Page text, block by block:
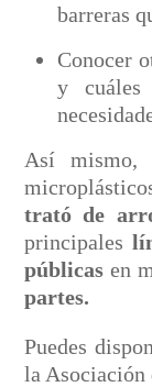
barreras
Conocer
y cuáles
Así mismo,
trató de
principales
públicas en
partes.
Puedes
la